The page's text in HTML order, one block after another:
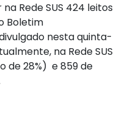
Rede SUS 424 leitos
Boletim
nesta quinta-
na Rede SUS
de 28%) e 859 de